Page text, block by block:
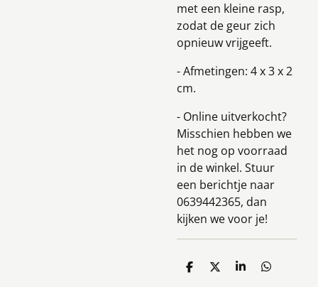
met een kleine rasp,
zodat de geur zich
opnieuw vrijgeeft.
- Afmetingen: 4 x 3 x 2
cm.
- Online uitverkocht?
Misschien hebben we
het nog op voorraad
in de winkel. Stuur
een berichtje naar
0639442365, dan
kijken we voor je!
D
D
S
D